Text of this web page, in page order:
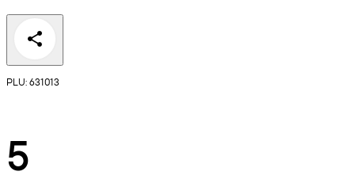
PLU: 631013
5